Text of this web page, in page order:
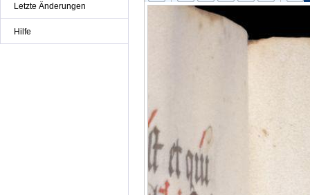
Letzte Änderungen
Hilfe